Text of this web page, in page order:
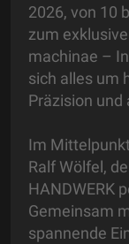
2026, von 10
zum
machinae –
sich alles um
Präzision und
Im
Ralf Wölfel,
HANDWERK
Gemeinsam
spannende